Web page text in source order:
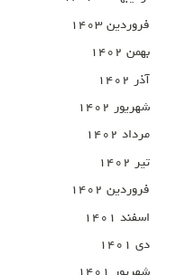
فروردین ۱۴۰۳
بهمن ۱۴۰۲
آذر ۱۴۰۲
شهریور ۱۴۰۲
مرداد ۱۴۰۲
تیر ۱۴۰۲
فروردین ۱۴۰۲
اسفند ۱۴۰۱
دی ۱۴۰۱